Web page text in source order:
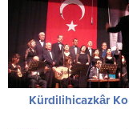
Kürdilihicazkâr